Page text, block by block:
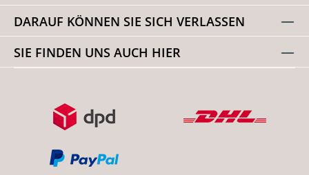
DARAUF KÖNNEN SIE SICH VERLASSEN
SIE FINDEN UNS AUCH HIER